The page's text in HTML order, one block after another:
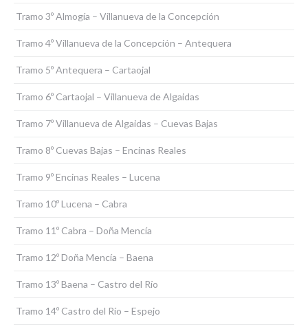
Tramo 3º Almogía – Villanueva de la Concepción
Tramo 4º Villanueva de la Concepción – Antequera
Tramo 5º Antequera – Cartaojal
Tramo 6º Cartaojal – Villanueva de Algaidas
Tramo 7º Villanueva de Algaidas – Cuevas Bajas
Tramo 8º Cuevas Bajas – Encinas Reales
Tramo 9º Encinas Reales – Lucena
Tramo 10º Lucena – Cabra
Tramo 11º Cabra – Doña Mencía
Tramo 12º Doña Mencía – Baena
Tramo 13º Baena – Castro del Río
Tramo 14º Castro del Río – Espejo